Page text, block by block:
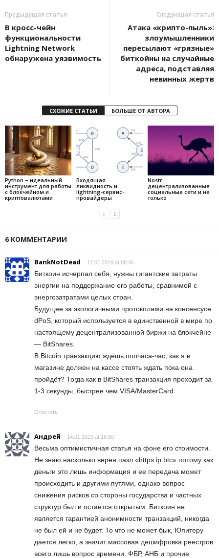
Предыдущая статья
В кросс-чейн
функциональности
Lightning Network
обнаружена уязвимость
Следующая статья
Атака «крипто-пыль»:
злоумышленники
пересылают «грязные»
биткойны на случайные
адреса, подставляя
невинных жертв
СХОЖИЕ СТАТЬИ БОЛЬШЕ ОТ АВТОРА
Python – идеальный
инструмент для работы
с блокчейном и
криптовалютами
Входящая
ликвидность и
lightning-сервис-
провайдеры
Nostr:
децентрализованные
социальные сети и не
только
6 КОММЕНТАРИИ
BankNotDead 17.01.2019 at 08:46
Биткоин исчерпал себя, нужны гигантские затраты
энергии на поддержание его работы, сравнимой с
энергозатратами целых стран.
Будущее за экологичными протоколами на консенсусе
dPoS, который используется в единственной в мире по
настоящему децентрализованной биржи на блокчейне
— BitShares.
В Bitcoin транзакцию ждёшь полчаса-час, как я в
магазине должен на кассе стоять ждать пока она
пройдёт? Тогда как в BitShares транзакция проходит за
1-3 секунды, быстрее чем VISA/MasterCard
Ответить
Андрей 14.01.2019 at 16:50
Весьма оптимистичная статья на фоне его стоимости.
Не знаю насколько верен пазл «https ip btc» потому как
деньги это лишь информация и ее передача может
происходить и другими путями, однако вопрос
снижения рисков со стороны государства и частных
структур был и остается открытым. Биткоин не
является гарантией анонимности транзакций, никогда
не был ей и не будет. То что не может бык, Юпитеру
дается легко, а значит массовая дешифровка реестров
всего лишь вопрос времени. ФБР, АНБ и прочие